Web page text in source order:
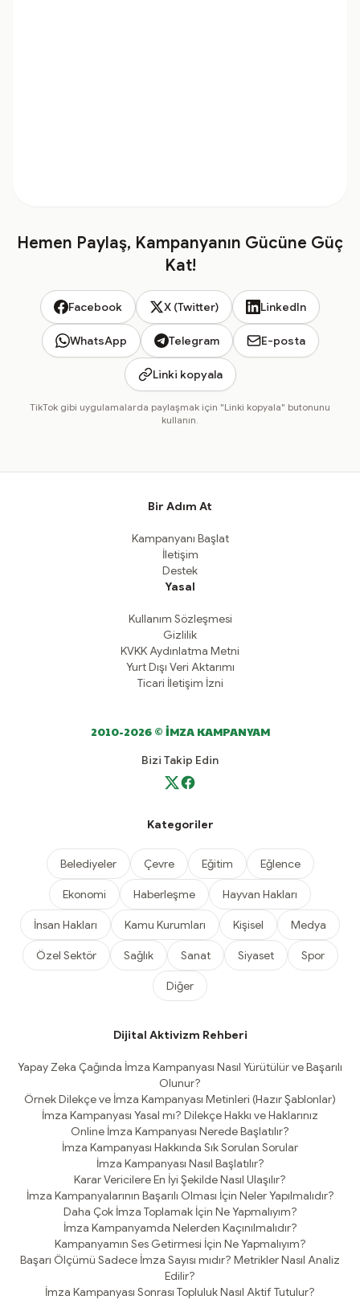
Hemen Paylaş, Kampanyanın Gücüne Güç
Kat!
Facebook X (Twitter) LinkedIn
WhatsApp Telegram E-posta
Linki kopyala
TikTok gibi uygulamalarda paylaşmak için "Linki kopyala" butonunu
kullanın.
Bir Adım At
Kampanyanı Başlat
İletişim
Destek
Yasal
Kullanım Sözleşmesi
Gizlilik
KVKK Aydınlatma Metni
Yurt Dışı Veri Aktarımı
Ticari İletişim İzni
2010-2026 © İMZA KAMPANYAM
Bizi Takip Edin
Kategoriler
Belediyeler Çevre Eğitim Eğlence
Ekonomi Haberleşme Hayvan Hakları
İnsan Hakları Kamu Kurumları Kişisel Medya
Özel Sektör Sağlık Sanat Siyaset Spor
Diğer
Dijital Aktivizm Rehberi
Yapay Zeka Çağında İmza Kampanyası Nasıl Yürütülür ve Başarılı
Olunur?
Örnek Dilekçe ve İmza Kampanyası Metinleri (Hazır Şablonlar)
İmza Kampanyası Yasal mı? Dilekçe Hakkı ve Haklarınız
Online İmza Kampanyası Nerede Başlatılır?
İmza Kampanyası Hakkında Sık Sorulan Sorular
İmza Kampanyası Nasıl Başlatılır?
Karar Vericilere En İyi Şekilde Nasıl Ulaşılır?
İmza Kampanyalarının Başarılı Olması İçin Neler Yapılmalıdır?
Daha Çok İmza Toplamak İçin Ne Yapmalıyım?
İmza Kampanyamda Nelerden Kaçınılmalıdır?
Kampanyamın Ses Getirmesi İçin Ne Yapmalıyım?
Başarı Ölçümü Sadece İmza Sayısı mıdır? Metrikler Nasıl Analiz
Edilir?
İmza Kampanyası Sonrası Topluluk Nasıl Aktif Tutulur?